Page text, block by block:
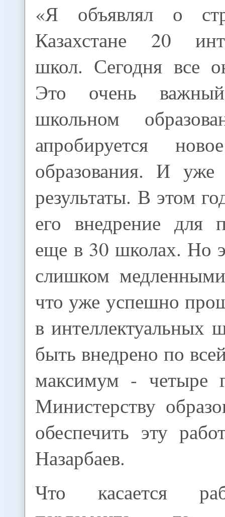
«Я объявлял о
Казахстане 20
школ. Сегодня все
Это очень
школьном
апробируется
образования. И уже
результаты. В этом
его внедрение для
еще в 30 школах. Но
слишком
что уже успешно
в интеллектуальных
быть внедрено по
максимум - четыре
Министерству
обеспечить эту
Назарбаев.
Что касается